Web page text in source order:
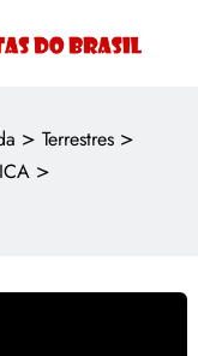
> Terrestres >
>